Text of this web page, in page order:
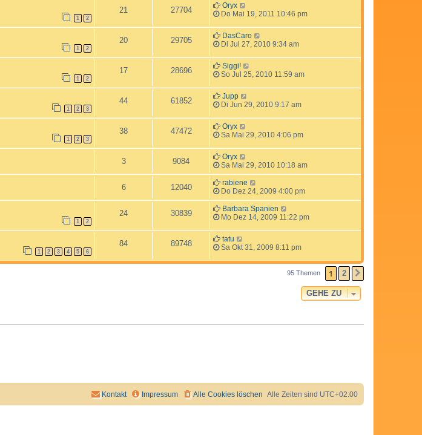
1 2
21 27704
Oryx
Do Mai 19, 2011 10:46 pm
1 2
20 29705
DasCaro
Di Jul 27, 2010 9:34 am
1 2
17 28696
Siggi!
So Jul 25, 2010 11:59 am
1 2 3
44 61852
Jupp
Di Jun 29, 2010 9:17 am
1 2 3
38 47472
Oryx
Sa Mai 29, 2010 4:06 pm
3 9084
Oryx
Sa Mai 29, 2010 10:18 am
6 12040
rabiene
Do Dez 24, 2009 4:00 pm
1 2
24 30839
Barbara Spanien
Mo Dez 14, 2009 11:22 pm
1 2 3 4 5 6
84 89748
tatu
Sa Okt 31, 2009 8:11 pm
95 Themen 1 2
GEHE ZU
Alle Zeiten sind UTC+02:00
Alle Cookies löschen
Impressum
Kontakt